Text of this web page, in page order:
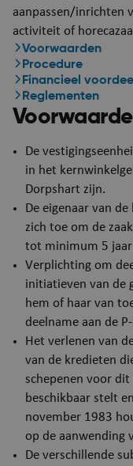
aanpassen/inrichten
activiteit of
Voorwaarden
Procedure
Financieel voordeel
Reglementen
De
in het
Dorpshart zijn.
De eigenaar van
zich toe om de
tot minimum 5 jaar
Verplichting om
initiatieven van de
hem of haar van
deelname aan de
Het verlenen van
van de kredieten
schepenen voor
beschikbaar stelt
november 1983
op de aanwending
De verschillende